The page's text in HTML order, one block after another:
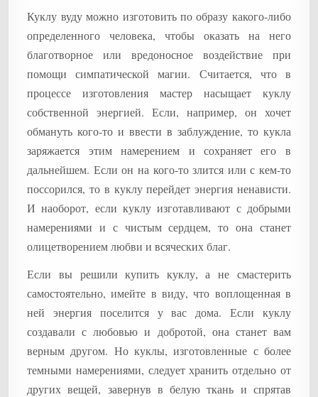
Куклу вуду можно изготовить по образу какого-либо
определенного человека, чтобы оказать на него
благотворное или вредоносное воздействие при
помощи симпатической магии. Считается, что в
процессе изготовления мастер насыщает куклу
собственной энергией. Если, например, он хочет
обмануть кого-то и ввести в заблуждение, то кукла
заряжается этим намерением и сохраняет его в
дальнейшем. Если он на кого-то злится или с кем-то
поссорился, то в куклу перейдет энергия ненависти.
И наоборот, если куклу изготавливают с добрыми
намерениями и с чистым сердцем, то она станет
олицетворением любви и всяческих благ.
Если вы решили купить куклу, а не смастерить
самостоятельно, имейте в виду, что воплощенная в
ней энергия поселится у вас дома. Если куклу
создавали с любовью и добротой, она станет вам
верным другом. Но куклы, изготовленные с более
темными намерениями, следует хранить отдельно от
других вещей, завернув в белую ткань и спрятав